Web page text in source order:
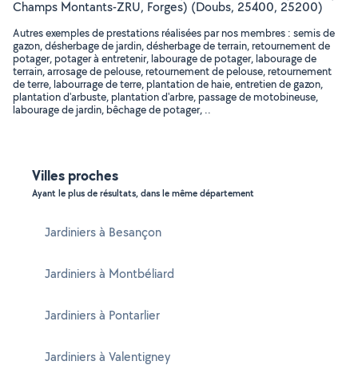
Champs Montants-ZRU, Forges) (Doubs, 25400, 25200)
Autres exemples de prestations réalisées par nos membres : semis de
gazon, désherbage de jardin, désherbage de terrain, retournement de
potager, potager à entretenir, labourage de potager, labourage de
terrain, arrosage de pelouse, retournement de pelouse, retournement
de terre, labourrage de terre, plantation de haie, entretien de gazon,
plantation d'arbuste, plantation d'arbre, passage de motobineuse,
labourage de jardin, bêchage de potager, ..
Villes proches
Ayant le plus de résultats, dans le même département
Jardiniers à Besançon
Jardiniers à Montbéliard
Jardiniers à Pontarlier
Jardiniers à Valentigney